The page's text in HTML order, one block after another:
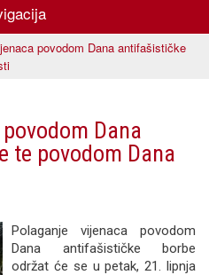
povodom Dana antifašističke
Dana
te povodom Dana
Polaganje vijenaca povodom
Dana antifašističke borbe
održat će se u petak, 21. lipnja